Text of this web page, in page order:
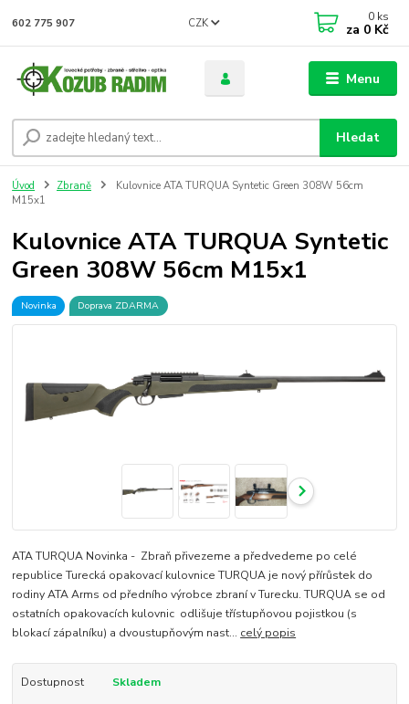
Menu
CZK
Hledat
602 775 907 0 ks
za 0 Kč
Úvod Zbraně
Kulovnice ATA TURQUA Syntetic Green 308W 56cm
M15x1
Kulovnice ATA TURQUA Syntetic
Green 308W 56cm M15x1
Novinka Doprava ZDARMA
ATA TURQUA Novinka - Zbraň přivezeme a předvedeme po celé
republice Turecká opakovací kulovnice TURQUA je nový přírůstek do
rodiny ATA Arms od předního výrobce zbraní v Turecku. TURQUA se od
ostatních opakovacích kulovnic odlišuje třístupňovou pojistkou (s
blokací zápalníku) a dvoustupňovým nast... celý popis
Dostupnost Skladem